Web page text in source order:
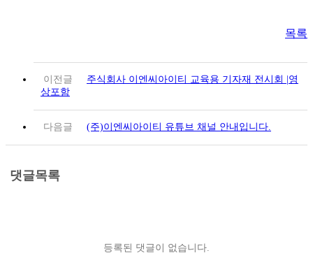
목록
이전글
주식회사 이엔씨아이티 교육용 기자재 전시회 |영
상포함
다음글 (주)이엔씨아이티 유튜브 채널 안내입니다.
댓글목록
등록된 댓글이 없습니다.